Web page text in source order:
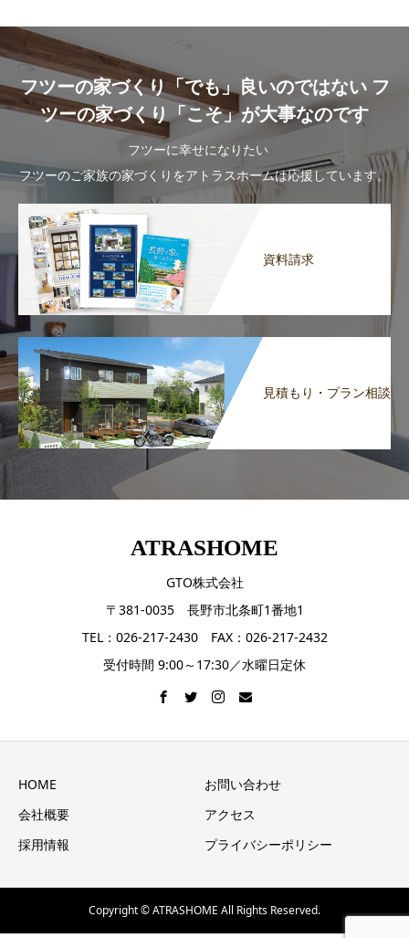
フツーの家づくり「でも」良いのではない フ
ツーの家づくり「こそ」が大事なのです
フツーに幸せになりたい
フツーのご家族の家づくりをアトラスホームは応援しています。
資料請求
見積もり・プラン相談
ATRASHOME
GTO株式会社
〒381-0035 長野市北条町1番地1
TEL：026-217-2430 FAX：026-217-2432
受付時間 9:00～17:30／水曜日定休
HOME
お問い合わせ
会社概要
アクセス
採用情報
プライバシーポリシー
Copyright © ATRASHOME All Rights Reserved.